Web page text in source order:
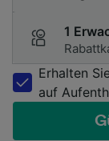
1
Erhalten
auf